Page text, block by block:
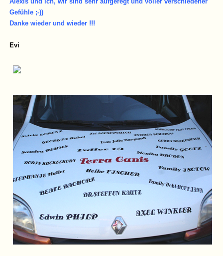
Gefühle ;-))
Danke wieder und wieder !!!
Evi